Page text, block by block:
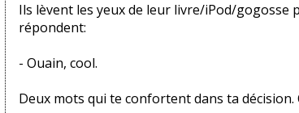
Ils lèvent les yeux de leur livre/iPod/
répondent:
- Ouain, cool.
Deux mots qui te confortent dans ta décision.